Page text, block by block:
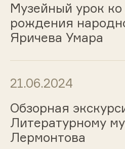
Музейный урок
рождения
Яричева Умара
21.06.2024
Обзорная
Литературному
Лермонтова